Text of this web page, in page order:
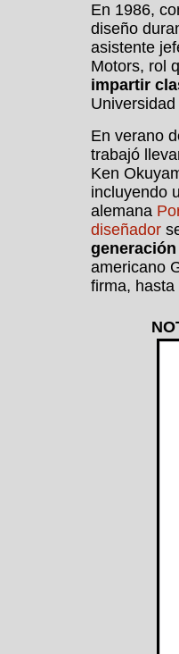
En 1986,
diseño
asistente
Motors, rol
impartir
En verano
trabajó
Ken
incluyendo
alemana
diseñador
americano
firma, hasta